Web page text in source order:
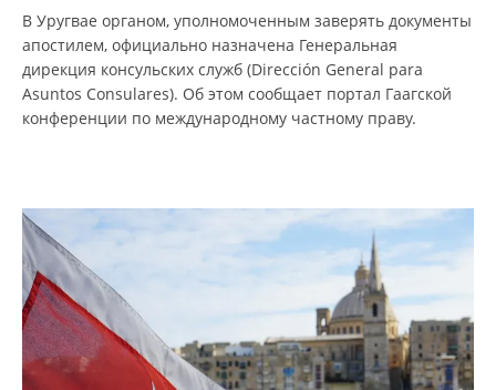
В Уругвае органом, уполномоченным заверять документы
апостилем, официально назначена Генеральная
дирекция консульских служб (Dirección General para
Asuntos Consulares). Об этом сообщает портал Гаагской
конференции по международному частному праву.